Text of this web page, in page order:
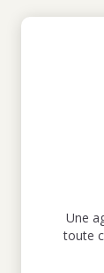
Une
toute